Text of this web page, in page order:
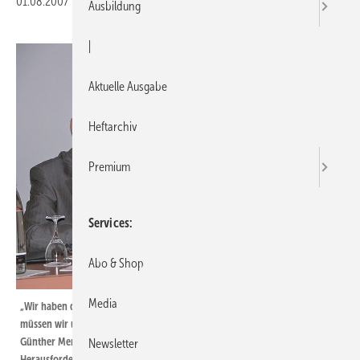
„Wir haben die Möglichkeit, die Entwicklungen aktiv mitzugestalten, dazu
müssen wir uns aber nachhaltig positionieren“, FGK-Geschäfts­führer
Günther Mertz (r.) und Prof. Ulrich Pfeiffenberger zu den aktuellen
Ausbildung
Aktuelle Ausgabe
Heftarchiv
Premium
Services
Abo & Shop
Media
Newsletter